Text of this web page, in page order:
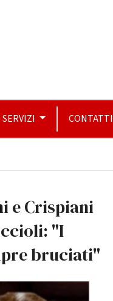
SERVIZI CONTATTI
e Crispiani
"I
bruciati"